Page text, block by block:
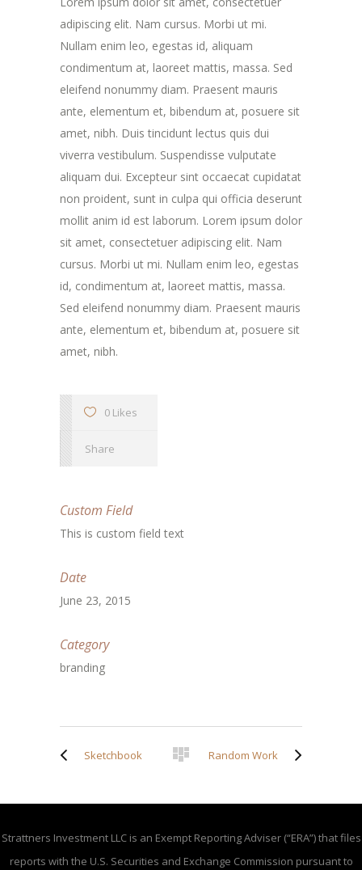
adipiscing elit. Nam cursus. Morbi ut mi.
Nullam enim leo, egestas id, aliquam
condimentum at, laoreet mattis, massa. Sed
eleifend nonummy diam. Praesent mauris
ante, elementum et, bibendum at, posuere sit
amet, nibh. Duis tincidunt lectus quis dui
viverra vestibulum. Suspendisse vulputate
aliquam dui. Excepteur sint occaecat cupidatat
non proident, sunt in culpa qui officia deserunt
mollit anim id est laborum. Lorem ipsum dolor
sit amet, consectetuer adipiscing elit. Nam
cursus. Morbi ut mi. Nullam enim leo, egestas
id, condimentum at, laoreet mattis, massa.
Sed eleifend nonummy diam. Praesent mauris
ante, elementum et, bibendum at, posuere sit
amet, nibh.
0 Likes
Share
Custom Field
This is custom field text
Date
June 23, 2015
Category
branding
Sketchbook Random Work
Strattners Investment LLC is an Exempt Reporting Adviser (“ERA”) that files
reports with the U.S. Securities and Exchange Commission pursuant to